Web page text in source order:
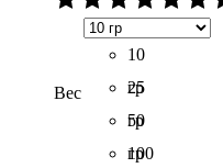
130₽
–
600₽
Вес
10
гр
25
гр
50
гр
100